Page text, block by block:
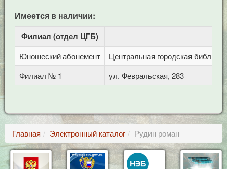
Имеется в наличии:
Филиал (отдел ЦГБ)
Юношеский абонемент
Центральная городская
Филиал № 1
ул. Февральская, 283
Главная Электронный каталог Рудин роман